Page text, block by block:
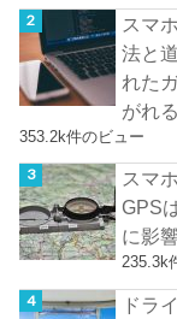
スマ
法と
れた
がれ
353.2k件のビュー
スマ
GPS
に影
235.3k
ドラ